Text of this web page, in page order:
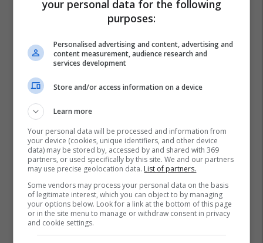
your personal data for the following
purposes:
Personalised advertising and content, advertising and
content measurement, audience research and
services development
Store and/or access information on a device
Learn more
Your personal data will be processed and information from
your device (cookies, unique identifiers, and other device
data) may be stored by, accessed by and shared with 369
partners, or used specifically by this site. We and our partners
may use precise geolocation data. List of partners.
Some vendors may process your personal data on the basis
of legitimate interest, which you can object to by managing
your options below. Look for a link at the bottom of this page
or in the site menu to manage or withdraw consent in privacy
and cookie settings.